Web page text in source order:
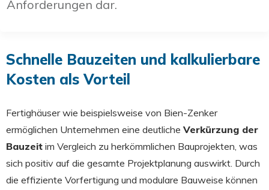
Anforderungen dar.
Schnelle Bauzeiten und kalkulierbare
Kosten als Vorteil
Fertighäuser wie beispielsweise von Bien-Zenker
ermöglichen Unternehmen eine deutliche Verkürzung der
Bauzeit im Vergleich zu herkömmlichen Bauprojekten, was
sich positiv auf die gesamte Projektplanung auswirkt. Durch
die effiziente Vorfertigung und modulare Bauweise können